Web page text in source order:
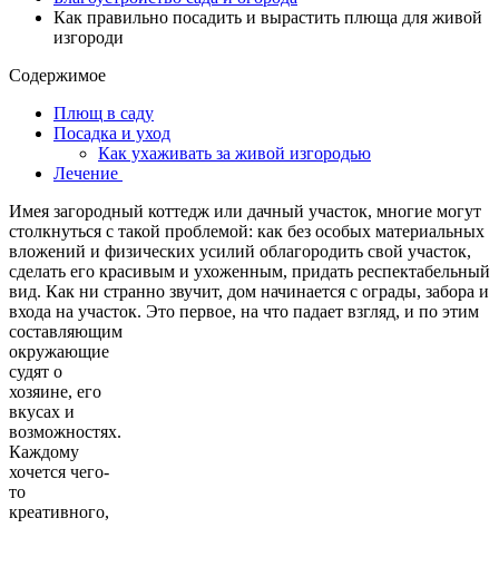
Как правильно посадить и вырастить плюща для живой
изгороди
Содержимое
Плющ в саду
Посадка и уход
Как ухаживать за живой изгородью
Лечение
Имея загородный коттедж или дачный участок, многие могут
столкнуться с такой проблемой: как без особых материальных
вложений и физических усилий облагородить свой участок,
сделать его красивым и ухоженным, придать респектабельный
вид. Как ни странно звучит, дом начинается с ограды, забора и
входа на участок. Это первое, на что падает взгляд, и по этим
составляющим
окружающие
судят о
хозяине, его
вкусах и
возможностях.
Каждому
хочется чего-
то
креативного,